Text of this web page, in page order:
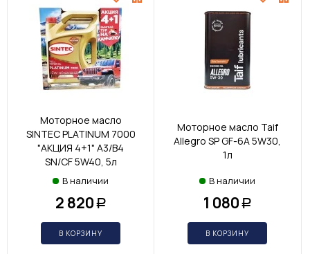
Моторное масло
SINTEC PLATINUM 7000
"АКЦИЯ 4+1" A3/B4
SN/CF 5W40, 5л
В наличии
2 820 Р
В КОРЗИНУ
Моторное масло Taif
Allegro SP GF-6A 5W30,
1л
В наличии
1 080 Р
В КОРЗИНУ